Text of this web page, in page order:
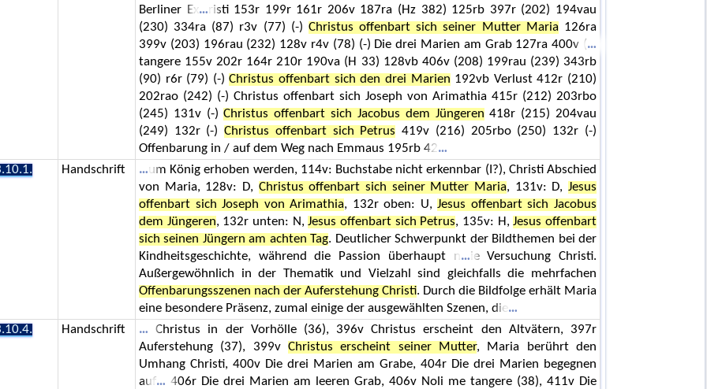
Berliner Ex
risti 153r 199r 161r 206v 187ra (Hz 382) 125rb 397r (202) 194vau
(230) 334ra (87) r3v (77) (-) Christus offenbart sich seiner Mutter Maria126ra
399v (203) 196rau (232) 128v r4v (78) (-) Die drei Marien am Grab 127ra 400v (
tangere 155v 202r 164r 210r 190va (H 33) 128vb 406v (208) 199rau (239) 343rb
(90) r6r (79) (-)Christus offenbart sich den drei Marien 192vb Verlust 412r (210)
202rao (242) (-) Christus offenbart sich Joseph von Arimathia 415r (212) 203rbo
(245) 131v (-)Christus offenbart sich Jacobus dem Jüngeren 418r (215) 204vau
(249) 132r (-)Christus offenbart sich Petrus 419v (216) 205rbo (250) 132r (-)
Offenbarung in / auf dem Weg nach Emmaus 195rb 42
Handschrift
um König erhoben werden, 114v: Buchstabe nicht erkennbar (I?), Christi Abschied
von Maria, 128v: D, Christus offenbart sich seiner Mutter Maria, 131v: D, Jesus
offenbart sich Joseph von Arimathia, 132r oben: U,Jesus offenbart sich Jacobus
dem Jüngeren, 132r unten: N,Jesus offenbart sich Petrus, 135v: H,Jesus offenbart
sich seinen Jüngern am achten Tag. Deutlicher Schwerpunkt der Bildthemen bei der
Kindheitsgeschichte, während die Passion überhaupt n
ie Versuchung Christi.
Außergewöhnlich in der Thematik und Vielzahl sind gleichfalls die mehrfachen
Offenbarungsszenen nach der Auferstehung Christi. Durch die Bildfolge erhält Maria
eine besondere Präsenz, zumal einige der ausgewählten Szenen, die
Handschrift
Christus in der Vorhölle (36), 396v Christus erscheint den Altvätern, 397r
Auferstehung (37), 399v Christus erscheint seiner Mutter, Maria berührt den
Umhang Christi, 400v Die drei Marien am Grabe, 404r Die drei Marien begegnen
auf
406r Die drei Marien am leeren Grab, 406v Noli me tangere (38), 411v Die